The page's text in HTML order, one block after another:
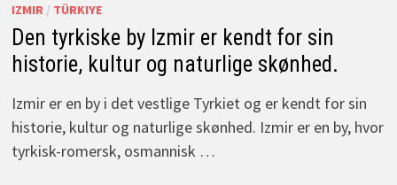
IZMIR / TÜRKIYE
Den tyrkiske by Izmir er kendt for sin
historie, kultur og naturlige skønhed.
Izmir er en by i det vestlige Tyrkiet og er kendt for sin
historie, kultur og naturlige skønhed. Izmir er en by, hvor
tyrkisk-romersk, osmannisk …